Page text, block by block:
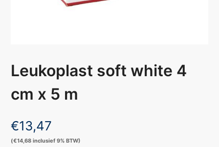
Leukoplast soft white 4
cm x 5 m
€13,47
(€14,68 inclusief 9% BTW)